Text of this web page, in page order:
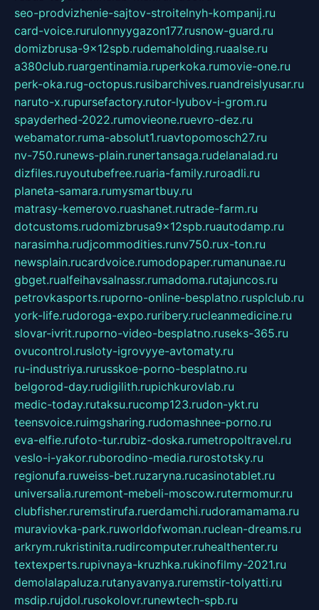
seo-prodvizhenie-sajtov-stroitelnyh-kompanij.ru
card-voice.rurulonnyygazon177.rusnow-guard.ru
domizbrusa-9x12spb.rudemaholding.ruaalse.ru
a380club.ruargentinamia.ruperkoka.rumovie-one.ru
perk-oka.rug-octopus.rusibarchives.ruandreislyusar.ru
naruto-x.rupursefactory.rutor-lyubov-i-grom.ru
spayderhed-2022.rumovieone.ruevro-dez.ru
webamator.ruma-absolut1.ruavtopomosch27.ru
nv-750.runews-plain.runertansaga.rudelanalad.ru
dizfiles.ruyoutubefree.ruaria-family.ruroadli.ru
planeta-samara.rumysmartbuy.ru
matrasy-kemerovo.ruashanet.rutrade-farm.ru
dotcustoms.rudomizbrusa9x12spb.ruautodamp.ru
narasimha.rudjcommodities.runv750.rux-ton.ru
newsplain.rucardvoice.rumodopaper.rumanunae.ru
gbget.rualfeihavsalnassr.rumadoma.rutajuncos.ru
petrovkasports.ruporno-online-besplatno.rusplclub.ru
york-life.rudoroga-expo.ruribery.rucleanmedicine.ru
slovar-ivrit.ruporno-video-besplatno.ruseks-365.ru
ovucontrol.rusloty-igrovyye-avtomaty.ru
ru-industriya.rurusskoe-porno-besplatno.ru
belgorod-day.rudigilith.rupichkurovlab.ru
medic-today.rutaksu.rucomp123.rudon-ykt.ru
teensvoice.ruimgsharing.rudomashnee-porno.ru
eva-elfie.rufoto-tur.rubiz-doska.rumetropoltravel.ru
veslo-i-yakor.ruborodino-media.rurostotsky.ru
regionufa.ruweiss-bet.ruzaryna.rucasinotablet.ru
universalia.ruremont-mebeli-moscow.rutermomur.ru
clubfisher.ruremstirufa.ruerdamchi.rudoramamama.ru
muraviovka-park.ruworldofwoman.ruclean-dreams.ru
arkrym.rukristinita.rudircomputer.ruhealthenter.ru
textexperts.rupivnaya-kruzhka.rukinofilmy-2021.ru
demolalapaluza.rutanyavanya.ruremstir-tolyatti.ru
msdip.rujdol.rusokolovr.runewtech-spb.ru